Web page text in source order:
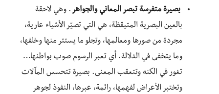
بصيرة متفرسة تبصر المعاني والجواهر . وهي لاحقة
بالعين البصرية المتيقظة، هي التي تصيّر الأشياء عارية،
مجردة من صورها ومعالمها، وتجلو ما يستتر منها وخلفها،
وما يتخفى في الدلالة. أي تعبر الرسوم صوب بواطنها…
تغور في الكنه وتتعقب المعنى. بصيرة تتحسس المآلات
وتختبر الأعراض لفهمها، رائمة، عبرها، النفوذ لجوهر